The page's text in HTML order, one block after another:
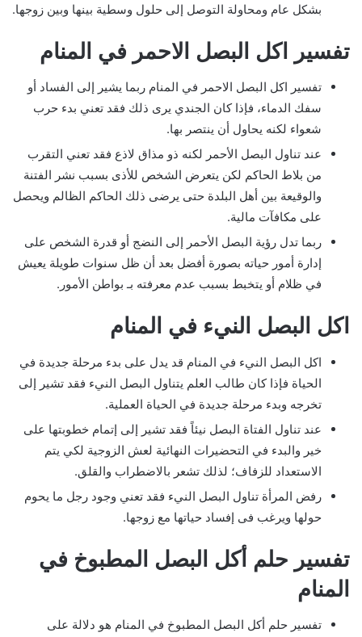
بشكل عام ومحاولة التوصل إلى حلول وسطية بينها وبين زوجها.
تفسير اكل البصل الاحمر في المنام
تفسير اكل البصل الاحمر في المنام ربما يشير إلى الفساد أو
سفك الدماء، فإذا كان الجندي يرى ذلك فقد تعني بدء حرب
شعواء لكنه يحاول أن ينتصر بها.
عند تناول البصل الأحمر لكنه ذو مذاق لاذع فقد تعني التقرب
من بلاط الحاكم لكن يتعرض الشخص للأذى بسبب نشر الفتنة
والوقيعة بين أهل البلدة حتى يرضى ذلك الحاكم الظالم ويحصل
على مكافآت مالية.
ربما تدل رؤية البصل الأحمر إلى النضج أو قدرة الشخص على
إدارة أمور حياته بصورة أفضل بعد أن ظل سنوات طويلة يعيش
في ظلام أو يتخبط بسبب عدم معرفته بـ بواطن الأمور.
اكل البصل النيء في المنام
اكل البصل النيء في المنام قد يدل على بدء مرحلة جديدة في
الحياة فإذا كان طالب العلم يتناول البصل النيء فقد تشير إلى
تخرجه وبدء مرحلة جديدة في الحياة العملية.
عند تناول الفتاة البصل نيئاً فقد تشير إلى إتمام خطوبتها على
خير والبدء في التحضيرات النهائية لعش الزوجية لكي يتم
الاستعداد للزفاف؛ لذلك تشعر بالاضطراب والقلق.
رفض المرأة تناول البصل النيء فقد تعني وجود رجل ما يحوم
حولها ويرغب فى إفساد حياتها مع زوجها.
تفسير حلم أكل البصل المطبوخ في
المنام
تفسير حلم أكل البصل المطبوخ في المنام هو دلالة على